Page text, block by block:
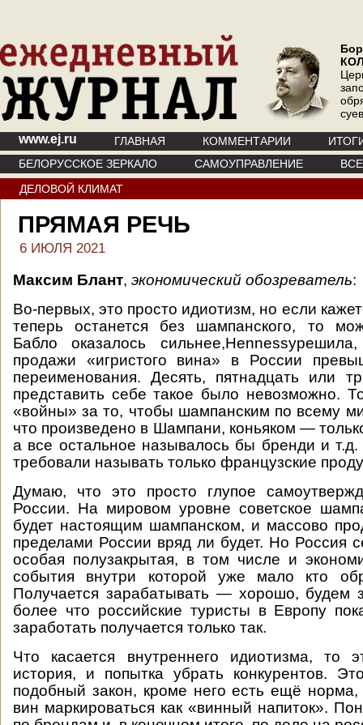
www.ej.ru ГЛАВНАЯ КОММЕНТАРИИ
БЕЛОРУССКОЕ ЗЕРКАЛО
САМОУПРАВЛЕНИЕ
ДЕЛОВОЙ КЛИМАТ
ПРЯМАЯ РЕЧЬ
6 ИЮЛЯ 2021
Максим Блант, экономический обозреватель:
Во-первых, это просто идиотизм, но если
теперь останется без шампанского, то
Бабло оказалось
продажи «игристого вина» в России
переименования. Десять, пятнадцать или
представить себе такое было невозможно.
«войны» за то, чтобы шампанским по всему
что произведено в Шампани, коньяком —
а все остальное называлось бы бренди и
требовали называть только французские
Думаю, что это просто глупое
России. На мировом уровне советское
будет настоящим шампанском, и массово
пределами России вряд ли будет. Но Россия
особая полузакрытая, в том числе и
события внутри которой уже мало кто
Получается зарабатывать — хорошо, будем
более что российские туристы в Европу
заработать получается только так.
Что касается внутреннего идиотизма, то
история, и попытка убрать конкурентов.
подобный закон, кроме него есть ещё
вин маркироваться как «винный напиток».